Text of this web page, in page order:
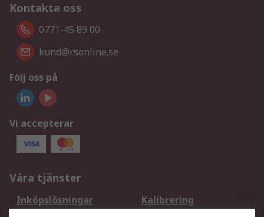
Kontakta oss
0771-45 89 00
kund@rsonline.se
Följ oss på
Vi accepterar
Våra tjänster
Inköpslösningar
Kalibrering